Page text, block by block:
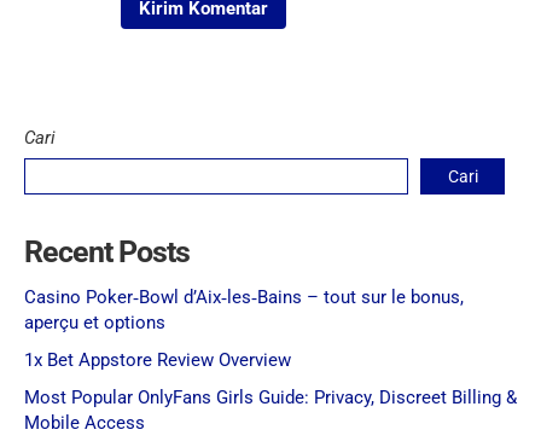
Cari
Cari
Recent Posts
Casino Poker‑Bowl d’Aix‑les‑Bains – tout sur le bonus,
aperçu et options
1x Bet Appstore Review Overview
Most Popular OnlyFans Girls Guide: Privacy, Discreet Billing &
Mobile Access